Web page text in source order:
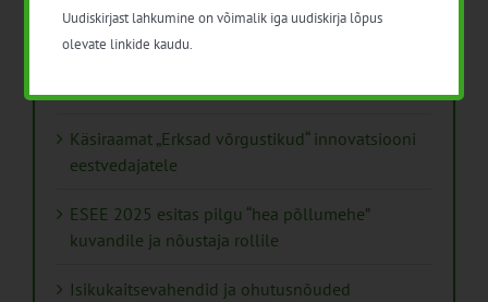
kasvatada
Käsiraamat „Erksad võrgustikud“ innovatsiooni
eestvedajatele
ESEE 2025 esitas pilgu “hea põllumehe”
kuvandile ja nõustaja rollile
Isikukaitsevahendid ja ohutusnõuded
Uudiskirjast lahkumine on võimalik iga uudiskirja lõpus
olevate linkide kaudu.